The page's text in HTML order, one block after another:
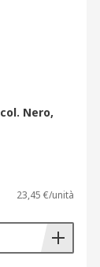
Nero,
23,45 €/unità